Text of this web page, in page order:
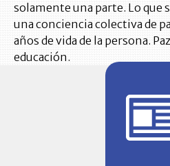
solamente una parte. Lo que
una conciencia colectiva de
años de vida de la persona.
educación.